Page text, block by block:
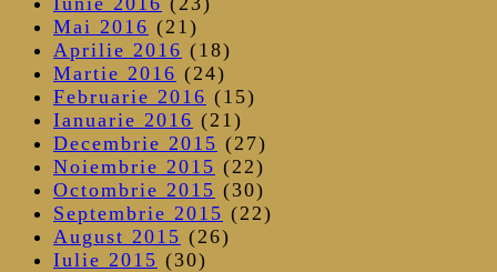
Mai 2016 (21)
Aprilie 2016 (18)
Martie 2016 (24)
Februarie 2016 (15)
Ianuarie 2016 (21)
Decembrie 2015 (27)
Noiembrie 2015 (22)
Octombrie 2015 (30)
Septembrie 2015 (22)
August 2015 (26)
Iulie 2015 (30)